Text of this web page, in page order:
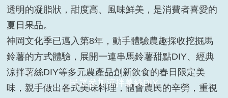
貴賓與小朋友合影
透明的凝脂狀，甜度高、風味鮮美，是消費者喜愛的
夏日果品。
神岡文化季已邁入第8年，動手體驗農趣採收挖掘馬
鈴薯的方式體驗，展開一連串馬鈴薯甜點DIY、經典
涼拌薯絲DIY等多元農產品創新飲食的春日限定美
味，親手做出各式美味料理，體會農民的辛勞，重視